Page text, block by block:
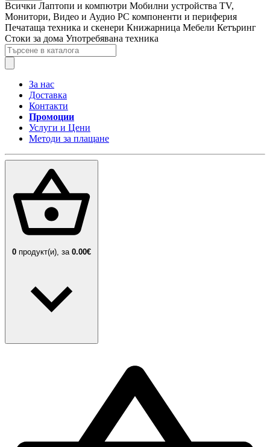
Всички Лаптопи и компютри Мобилни устройства TV,
Монитори, Видео и Аудио PC компоненти и периферия
Печатаща техника и скенери Книжарница Мебели Кетъринг
Стоки за дома Употребявана техника
За нас
Доставка
Контакти
Промоции
Услуги и Цени
Методи за плащане
0 продукт(и), за 0.00€